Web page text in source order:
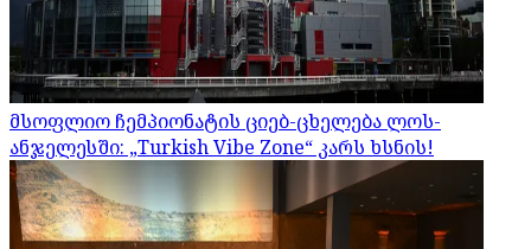
მსოფლიო ჩემპიონატის ციებ-ცხელება ლოს-
ანჯელესში: „Turkish Vibe Zone“ კარს ხსნის!